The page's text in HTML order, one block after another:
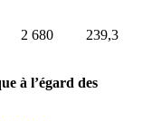
2 680 239,3
à l’égard des